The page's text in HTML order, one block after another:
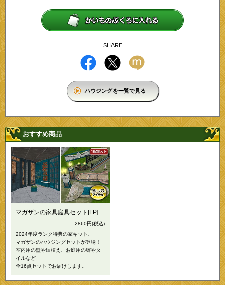
SHARE
ハウジングを一覧で見る
おすすめ商品
マガザンの家具庭具セット[FP]
2860円(税込)
2024年度ランク特典の家キット、
マガザンのハウジングセットが登場！
室内用の壁や鉢植え、お庭用の塀やタ
イルなど
全16点セットでお届けします。